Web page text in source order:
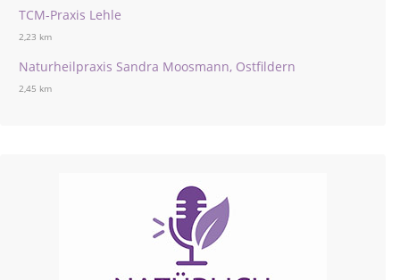
TCM-Praxis Lehle
2,23 km
Naturheilpraxis Sandra Moosmann, Ostfildern
2,45 km